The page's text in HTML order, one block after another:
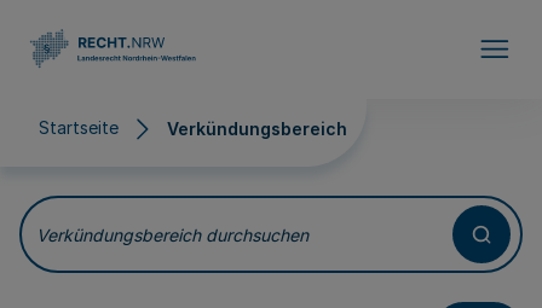
Startseite Verkündungsbereich
Verkündungsbereich
Verkündungsbereich durchsuchen